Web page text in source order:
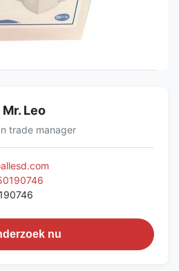
Mr. Leo
trade manager
nu